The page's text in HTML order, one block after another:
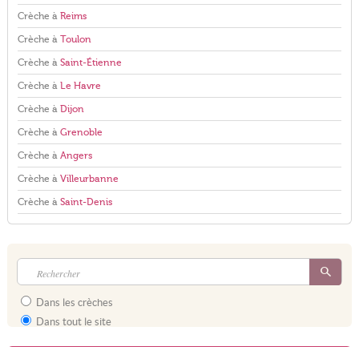
Crèche à Reims
Crèche à Toulon
Crèche à Saint-Étienne
Crèche à Le Havre
Crèche à Dijon
Crèche à Grenoble
Crèche à Angers
Crèche à Villeurbanne
Crèche à Saint-Denis
Dans les crèches
Dans tout le site